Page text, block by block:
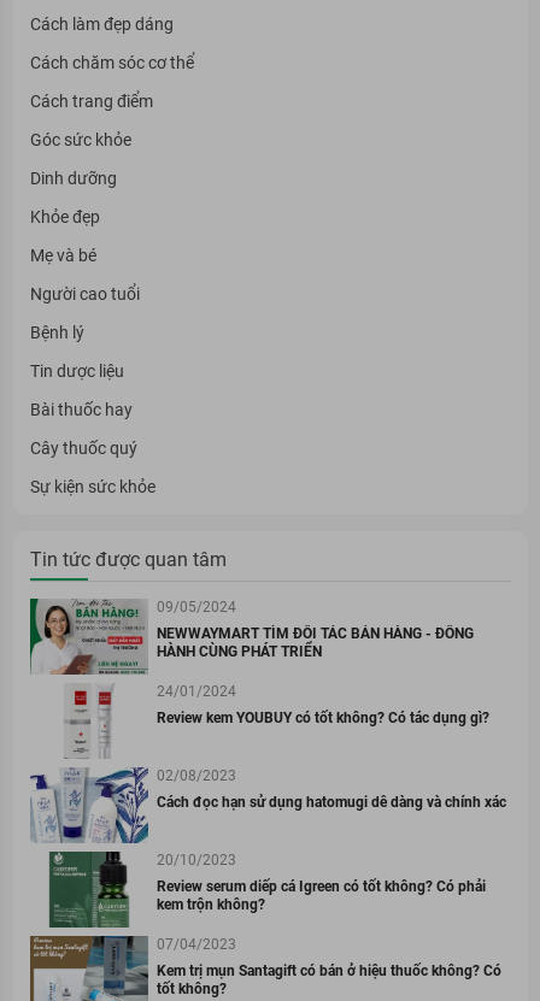
Cách làm đẹp dáng
Cách chăm sóc cơ thể
Cách trang điểm
Góc sức khỏe
Dinh dưỡng
Khỏe đẹp
Mẹ và bé
Người cao tuổi
Bệnh lý
Tin dược liệu
Bài thuốc hay
Cây thuốc quý
Sự kiện sức khỏe
Tin tức được quan tâm
09/05/2024
NEWWAYMART TÌM ĐỐI TÁC BÁN HÀNG - ĐỒNG
HÀNH CÙNG PHÁT TRIỂN
24/01/2024
Review kem YOUBUY có tốt không? Có tác dụng gì?
02/08/2023
Cách đọc hạn sử dụng hatomugi dễ dàng và chính xác
20/10/2023
Review serum diếp cá Igreen có tốt không? Có phải
kem trộn không?
07/04/2023
Kem trị mụn Santagift có bán ở hiệu thuốc không? Có
tốt không?